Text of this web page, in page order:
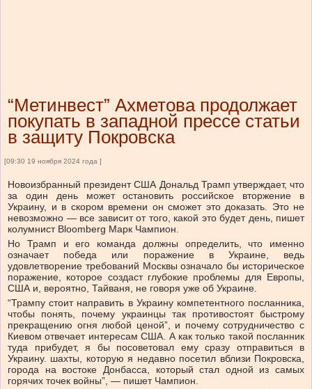
“Метинвест” Ахметова продолжает
покупать в западной прессе статьи
в защиту Покровска
[09:30 19 ноября 2024 года ]
Новоизбранный президент США Дональд Трамп утверждает, что
за один день может остановить российское вторжение в
Украину, и в скором времени он сможет это доказать. Это не
невозможно — все зависит от того, какой это будет день, пишет
колумнист Bloomberg Марк Чампион.
Но Трамп и его команда должны определить, что именно
означает победа или поражение в Украине, ведь
удовлетворение требований Москвы означало бы историческое
поражение, которое создаст глубокие проблемы для Европы,
США и, вероятно, Тайваня, не говоря уже об Украине.
“Трампу стоит направить в Украину компетентного посланника,
чтобы понять, почему украинцы так противостоят быстрому
прекращению огня любой ценой”, и почему сотрудничество с
Киевом отвечает интересам США. А как только такой посланник
туда прибудет, я бы посоветовал ему сразу отправиться в
Украину. шахты, которую я недавно посетил вблизи Покровска,
города на востоке Донбасса, который стал одной из самых
горячих точек войны”, — пишет Чампион.